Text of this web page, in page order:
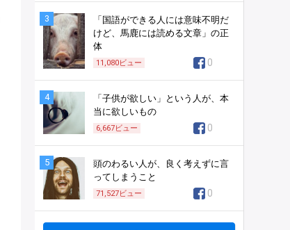
3
「国語ができる人には意味不明だ
けど、馬鹿には読める文章」の正
体
11,080ビュー 0
4
「子供が欲しい」という人が、本
当に欲しいもの
6,667ビュー 0
5
頭のわるい人が、良く考えずに言
ってしまうこと
71,527ビュー 0